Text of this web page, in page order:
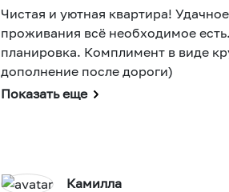
Чистая и уютная квартира!
проживания всё необходимое
планировка. Комплимент в виде
дополнение после дороги)
Показать еще
Камилла